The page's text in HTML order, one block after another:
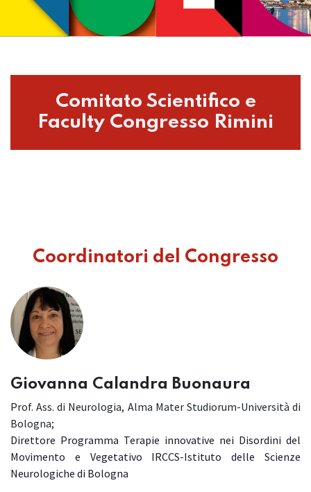
Comitato Scientifico e
Faculty Congresso Rimini
Coordinatori del Congresso
Giovanna Calandra Buonaura
Prof. Ass. di Neurologia, Alma Mater Studiorum-Università di
Bologna;
Direttore Programma Terapie innovative nei Disordini del
Movimento e Vegetativo IRCCS-Istituto delle Scienze
Neurologiche di Bologna